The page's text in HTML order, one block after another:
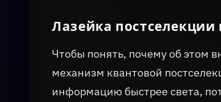
Лазейка
Чтобы понять, почему об этом
механизм квантовой
информацию быстрее света,